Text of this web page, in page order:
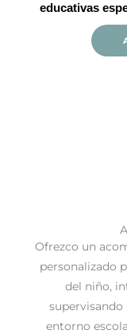
educativas
Ofrezco un
personalizado
del niño,
supervisando
entorno